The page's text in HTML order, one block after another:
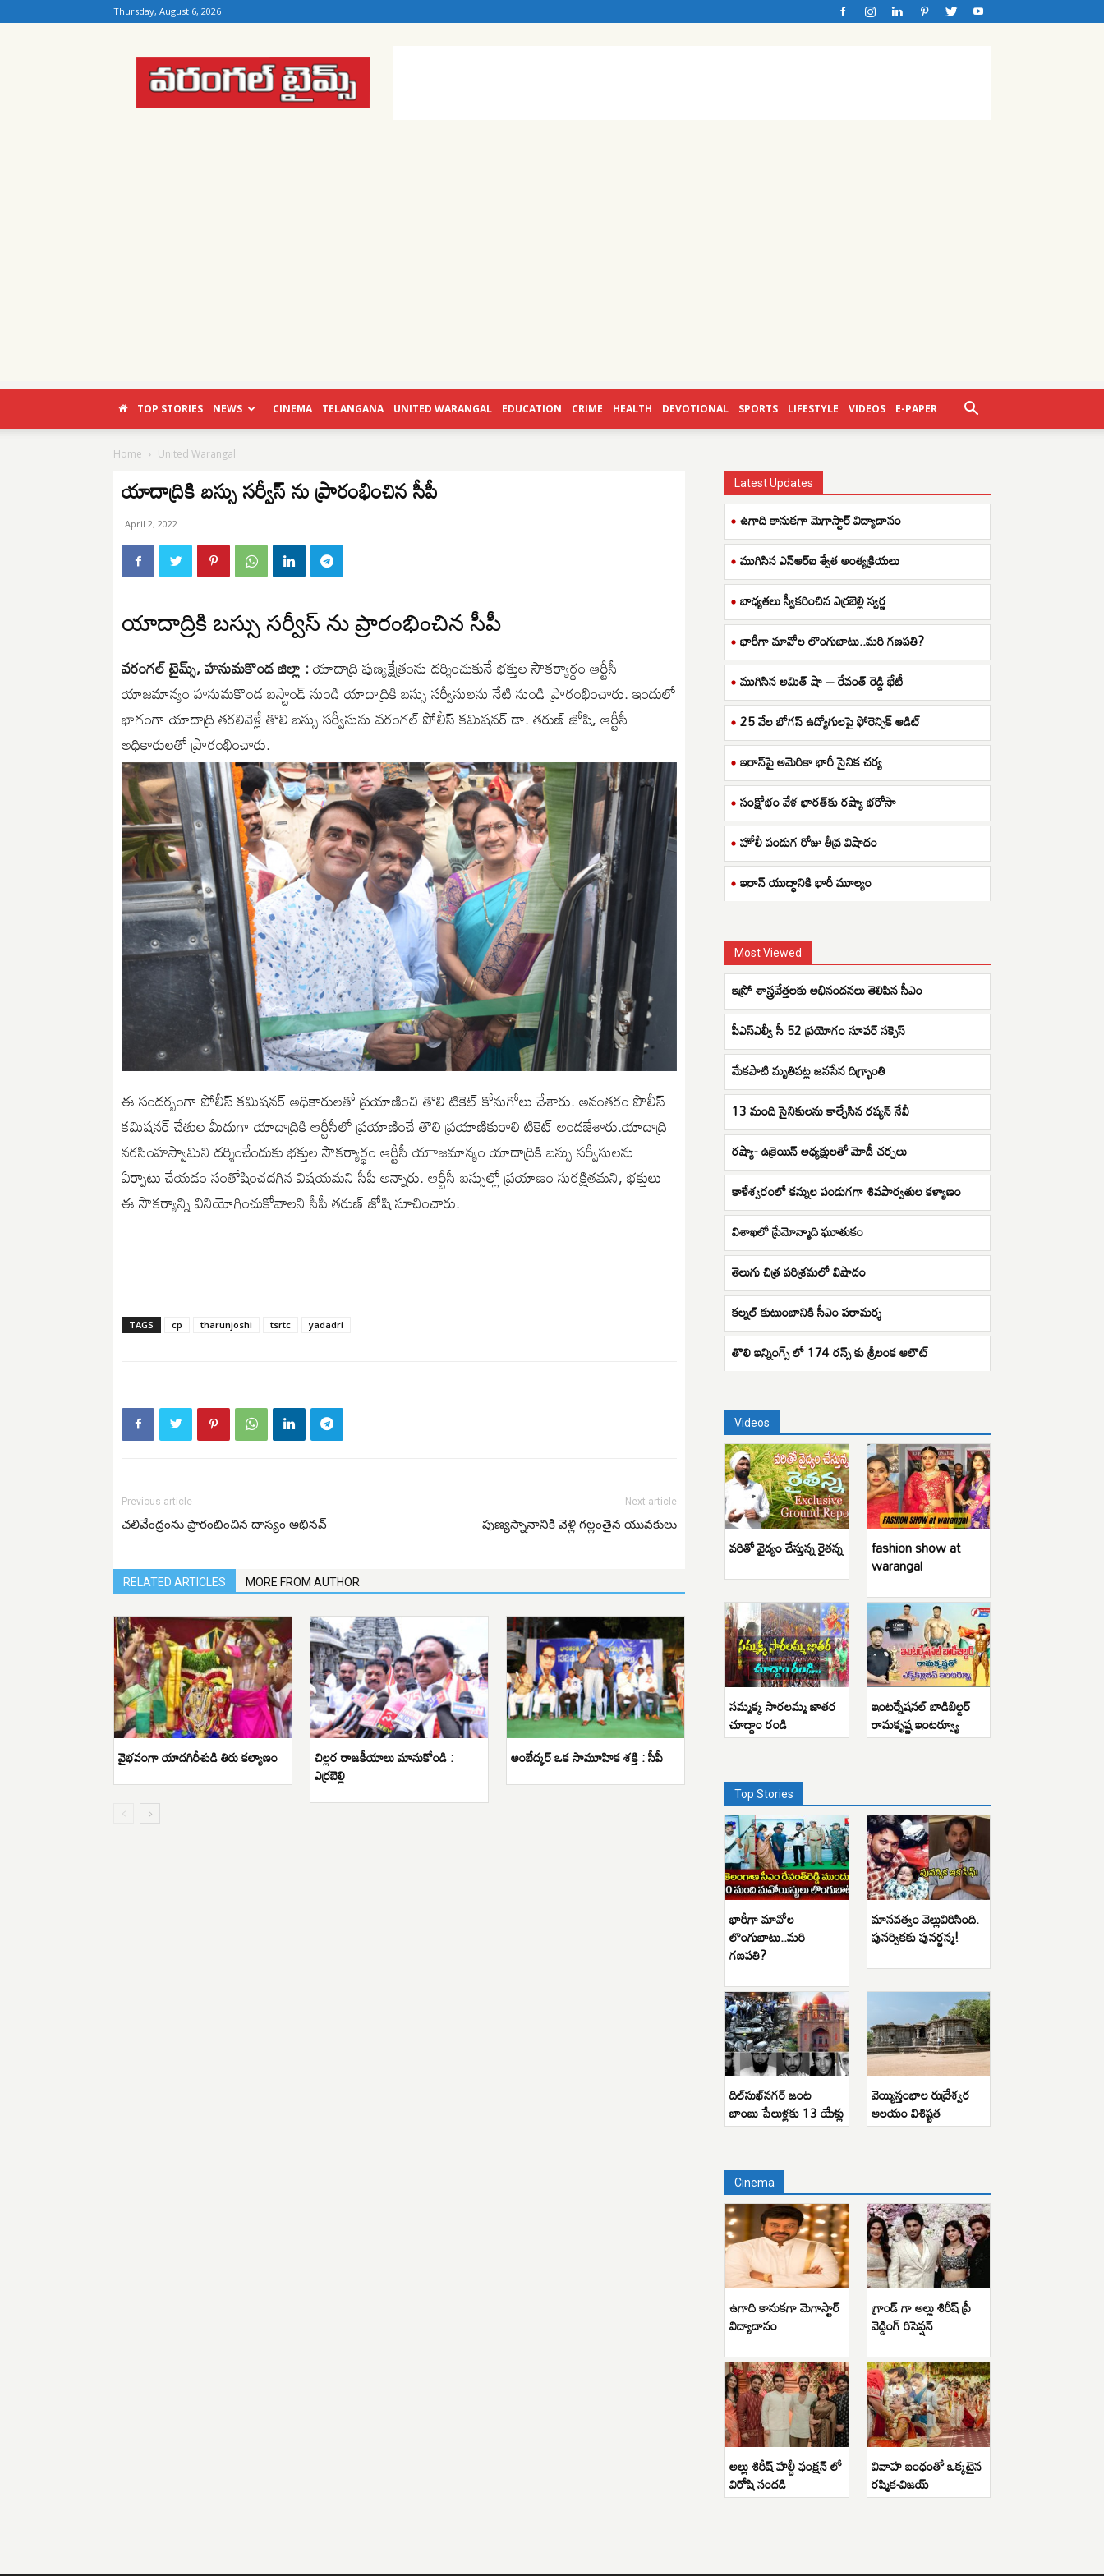
Thursday, August 6, 2026
Warangal
Times
TOP STORIES NEWS CINEMA TELANGANA UNITED WARANGAL EDUCATION CRIME HEALTH DEVOTIONAL SPORTS LIFESTYLE VIDEOS E-PAPER
Home United Warangal
యాదాద్రికి బస్సు సర్వీస్ ను ప్రారంభించిన సీపీ
April 2, 2022
యాదాద్రికి బస్సు సర్వీస్ ను ప్రారంభించిన సీపీ
వరంగల్ టైమ్స్, హనుమకొండ జిల్లా :యాదాద్రి పుణ్యక్షేత్రంను దర్శించుకునే భక్తుల సౌకర్యార్థం ఆర్టీసీ
యాజమాన్యం హనుమకొండ బస్టాండ్ నుండి యాదాద్రికి బస్సు సర్వీసులను నేటి నుండి ప్రారంభించారు. ఇందులో
భాగంగా యాదాద్రి తరలివెళ్లే తొలి బస్సు సర్వీసును వరంగల్ పోలీస్ కమిషనర్ డా. తరుణ్ జోషి, ఆర్టీసీ
అధికారులతో ప్రారంభించారు.
ఈ సందర్బంగా పోలీస్ కమిషనర్ అధికారులతో ప్రయాణించి తొలి టికెట్ కోనుగోలు చేశారు. అనంతరం పొలీస్
కమిషనర్ చేతుల మీదుగా యాదాద్రికి ఆర్టీసీలో ప్రయాణించే తొలి ప్రయాణికురాలి టికెట్ అందజేశారు.యాదాద్రి
నరసింహస్వామిని దర్శించేందుకు భక్తుల సౌకర్యార్థం ఆర్టీసీ య‍ాజమాన్యం యాదాద్రికి బస్సు సర్వీసులను
ఏర్పాటు చేయడం సంతోషించదగిన విషయమని సీపీ అన్నారు. ఆర్టీసీ బస్సుల్లో ప్రయాణం సురక్షితమని, భక్తులు
ఈ సౌకర్యాన్ని వినియోగించుకోవాలని సీపీ తరుణ్ జోషి సూచించారు.
TAGS cp tharunjoshi tsrtc yadadri
Previous article
చలివేంద్రంను ప్రారంభించిన దాస్యం అభినవ్
Next article
పుణ్యస్నానానికి వెళ్లి గల్లంతైన యువకులు
RELATED ARTICLES MORE FROM AUTHOR
వైభవంగా యాదగిరీశుడి తిరు కల్యాణం చిల్లర రాజకీయాలు మానుకోండి :
ఎర్రబెల్లి
అంబేద్కర్ ఒక సామూహిక శక్తి : సీపీ
Latest Updates
ఉగాది కానుకగా మెగాస్టార్ విద్యాదానం
ముగిసిన ఎన్ఆర్ఐ శ్వేత అంత్యక్రియలు
బాధ్యతలు స్వీకరించిన ఎర్రబెల్లి స్వర్ణ
భారీగా మావోల లొంగుబాటు..మరి గణపతి?
ముగిసిన అమిత్ షా – రేవంత్ రెడ్డి భేటీ
25 వేల బోగస్ ఉద్యోగులపై ఫోరెన్సిక్ ఆడిట్
ఇరాన్‌పై అమెరికా భారీ సైనిక చర్య
సంక్షోభం వేళ భారత్‌కు రష్యా భరోసా
హోలీ పండుగ రోజు తీవ్ర విషాదం
ఇరాన్ యుద్ధానికి భారీ మూల్యం
Most Viewed
ఇస్రో శాస్త్రవేత్తలకు అభినందనలు తెలిపిన సీఎం
పీఎస్ఎల్వీ సీ 52 ప్రయోగం సూపర్ సక్సెస్
మేకపాటి మృతిపట్ల జనసేన దిగ్భ్రాంతి
13 మంది సైనికులను కాల్చేసిన రష్యన్ నేవీ
రష్యా- ఉక్రెయిన్ అధ్యక్షులతో మోడీ చర్చలు
కాళేశ్వరంలో కన్నుల పండుగగా శివపార్వతుల కళ్యాణం
విశాఖలో ప్రేమోన్మాది ఘూతుకం
తెలుగు చిత్ర పరిశ్రమలో విషాదం
కల్నల్ కుటుంబానికి సీఎం పరామర్శ
తొలి ఇన్నింగ్స్ లో 174 రన్స్ కు శ్రీలంక ఆలౌట్
Videos
వరితో వైద్యం చేస్తున్న రైతన్న fashion show at
warangal
సమ్మక్క సారలమ్మ జాతర
చూద్దాం రండి
ఇంటర్నేషనల్ బాడిబిల్డర్
రామకృష్ణ ఇంటర్వ్యూ
Top Stories
భారీగా మావోల
లొంగుబాటు..మరి
గణపతి?
మానవత్వం వెల్లువిరిసింది.
పునర్వికకు పునర్జన్మ!
దిల్‌సుఖ్‌నగర్ జంట
బాంబు పేలుళ్లకు 13 యేళ్లు
వెయ్యిస్తంభాల రుద్రేశ్వర
ఆలయం విశిష్టత
Cinema
ఉగాది కానుకగా మెగాస్టార్
విద్యాదానం
గ్రాండ్ గా అల్లు శిరీష్ ప్రీ
వెడ్డింగ్ రిసెప్షన్
అల్లు శిరీష్ హల్దీ ఫంక్షన్ లో
విరోషి సందడి
వివాహ బంధంతో ఒక్కటైన
రష్మిక-విజయ్